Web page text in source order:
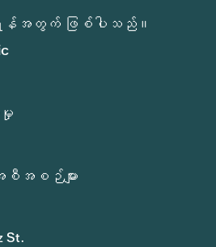
အတွက် ဖြစ်ပါသည်။
မှု
စီအစဉ်များ
St.